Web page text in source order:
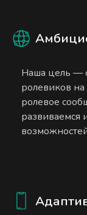
Наша цель —
ролевиков
ролевое
развиваемся